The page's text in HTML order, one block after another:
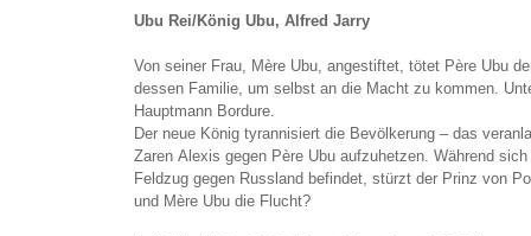
Ubu Rei/König Ubu, Alfred Jarry
Von seiner Frau, Mère Ubu, angestiftet, tötet Père Ubu
dessen Familie, um selbst an die Macht zu kommen.
Hauptmann Bordure.
Der neue König tyrannisiert die Bevölkerung – das
Zaren Alexis gegen Père Ubu aufzuhetzen. Während
Feldzug gegen Russland befindet, stürzt der Prinz von
und Mère Ubu die Flucht?